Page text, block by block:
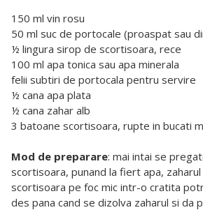
150 ml vin rosu
50 ml suc de portocale (proaspat sau
½ lingura sirop de scortisoara, rece
100 ml apa tonica sau apa minerala
felii subtiri de portocala pentru servire
½ cana apa plata
½ cana zahar alb
3 batoane scortisoara, rupte in bucati
Mod de preparare: mai intai se
scortisoara, punand la fiert apa,
scortisoara pe foc mic intr-o cratita
des pana cand se dizolva zaharul si da